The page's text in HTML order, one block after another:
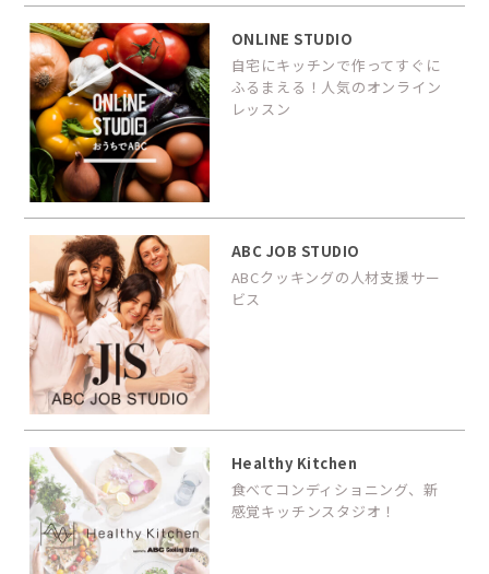
ONLINE STUDIO
自宅にキッチンで作ってすぐに
ふるまえる！人気のオンライン
レッスン
ABC JOB STUDIO
ABCクッキングの人材支援サー
ビス
Healthy Kitchen
食べてコンディショニング、新
感覚キッチンスタジオ！